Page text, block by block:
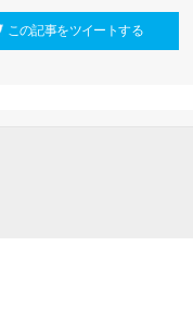
この記事をツイートする